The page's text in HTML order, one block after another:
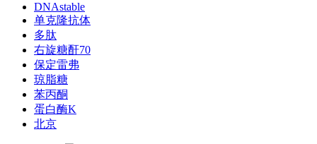
DNAstable
单克隆抗体
多肽
右旋糖酐70
保定雷弗
琼脂糖
苯丙酮
蛋白酶K
北京